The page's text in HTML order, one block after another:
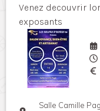
Venez decouvrir
exposants
Salle Camille